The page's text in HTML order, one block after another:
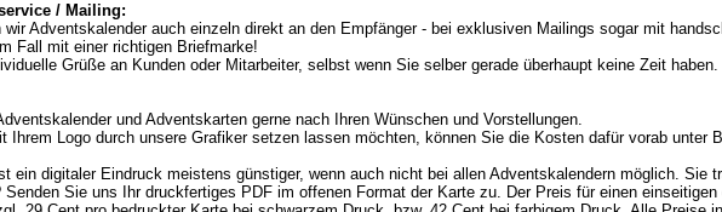
/ Mailing:
Adventskalender auch einzeln direkt an den Empfänger - bei exklusiven Mailings sogar mit
Fall mit einer richtigen Briefmarke!
Grüße an Kunden oder Mitarbeiter, selbst wenn Sie selber gerade überhaupt keine Zeit haben.
und Adventskarten gerne nach Ihren Wünschen und Vorstellungen.
Ihrem Logo durch unsere Grafiker setzen lassen möchten, können Sie die Kosten dafür vorab unter
ein digitaler Eindruck meistens günstiger, wenn auch nicht bei allen Adventskalendern möglich. Sie
Sie uns Ihr druckfertiges PDF im offenen Format der Karte zu. Der Preis für einen